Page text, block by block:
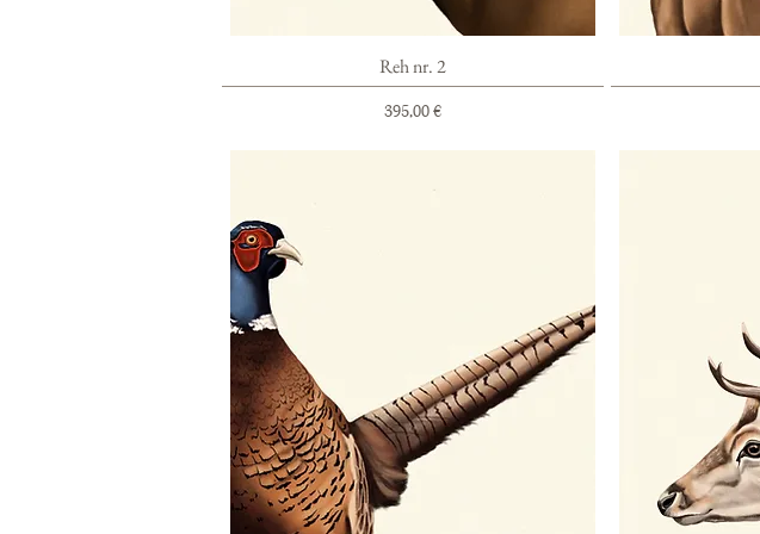
Schnellansicht
Reh nr. 2
Preis
395,00 €